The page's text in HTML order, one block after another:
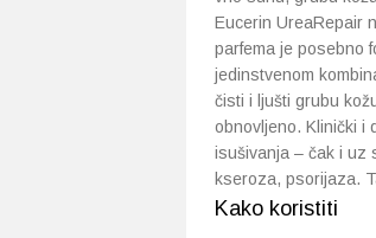
Eucerin UreaRepair
parfema je posebno
jedinstvenom
čisti i ljušti grubu
obnovljeno. Klinički i
isušivanja – čak i uz
kseroza, psorijaza.
Kako koristiti